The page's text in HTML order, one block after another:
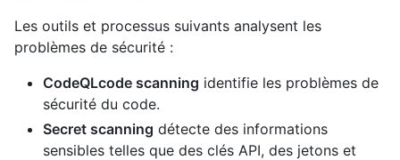
Les outils et processus suivants analysent les
problèmes de sécurité :
CodeQLcode scanning identifie les problèmes de
sécurité du code.
Secret scanning détecte des informations
sensibles telles que des clés API, des jetons et